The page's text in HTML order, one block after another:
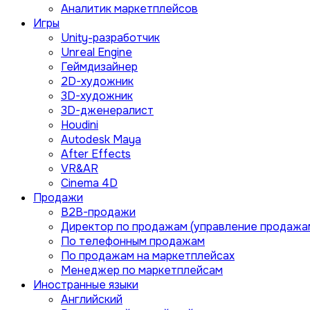
Аналитик маркетплейсов
Игры
Unity-разработчик
Unreal Engine
Геймдизайнер
2D-художник
3D-художник
3D-дженералист
Houdini
Autodesk Maya
After Effects
VR&AR
Cinema 4D
Продажи
B2B-продажи
Директор по продажам (управление
По телефонным продажам
По продажам на маркетплейсах
Менеджер по маркетплейсам
Иностранные языки
Английский